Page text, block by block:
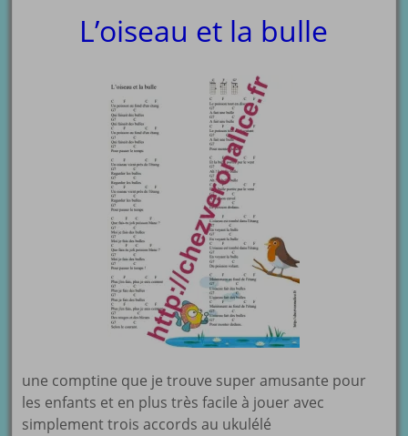
L’oiseau et la bulle
une comptine que je trouve super amusante pour
les enfants et en plus très facile à jouer avec
simplement trois accords au ukulélé